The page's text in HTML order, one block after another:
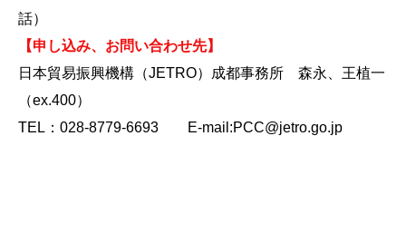
話）
【申し込み、お問い合わせ先】
日本貿易振興機構（JETRO）成都事務所 森永、王植一
（ex.400）
TEL：028-8779-6693 E-mail:PCC@jetro.go.jp